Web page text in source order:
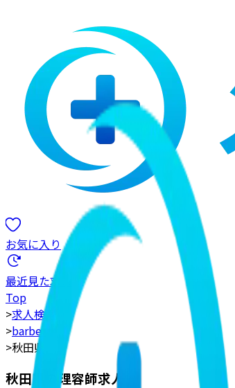
お気に入り
最近見た求人
Top
>求人検索
>barber
>秋田県
秋田県の理容師求人